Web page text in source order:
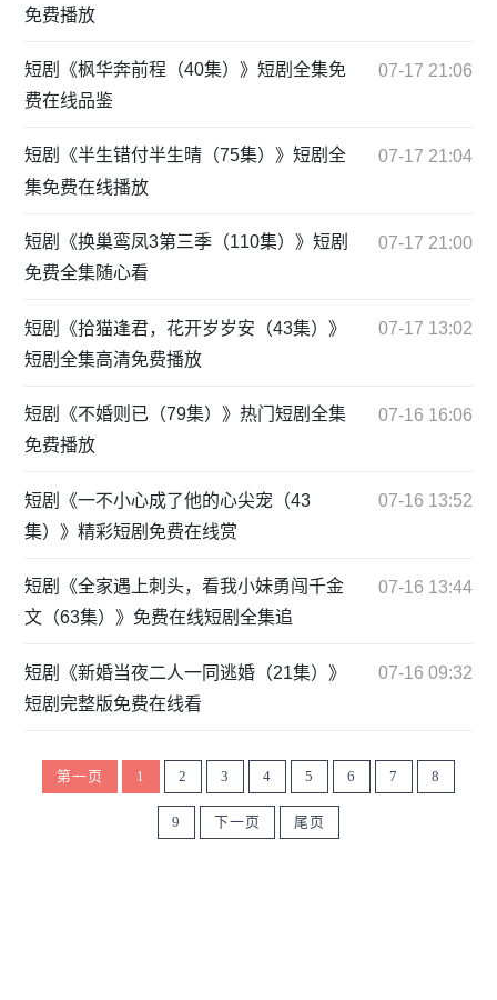
免费播放
短剧《枫华奔前程（40集）》短剧全集免
费在线品鉴
07-17 21:06
短剧《半生错付半生晴（75集）》短剧全
集免费在线播放
07-17 21:04
短剧《换巢鸾凤3第三季（110集）》短剧
免费全集随心看
07-17 21:00
短剧《拾猫逢君，花开岁岁安（43集）》
短剧全集高清免费播放
07-17 13:02
短剧《不婚则已（79集）》热门短剧全集
免费播放
07-16 16:06
短剧《一不小心成了他的心尖宠（43
集）》精彩短剧免费在线赏
07-16 13:52
短剧《全家遇上刺头，看我小妹勇闯千金
文（63集）》免费在线短剧全集追
07-16 13:44
短剧《新婚当夜二人一同逃婚（21集）》
短剧完整版免费在线看
07-16 09:32
第一页 1 2 3 4 5 6 7 8
9 下一页 尾页